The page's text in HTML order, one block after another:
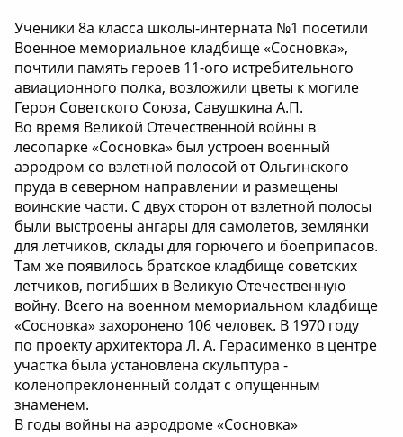
Ученики 8а класса школы-интерната №1 посетили
Военное мемориальное кладбище «Сосновка»,
почтили память героев 11-ого истребительного
авиационного полка, возложили цветы к могиле
Героя Советского Союза, Савушкина А.П.
Во время Великой Отечественной войны в
лесопарке «Сосновка» был устроен военный
аэродром со взлетной полосой от Ольгинского
пруда в северном направлении и размещены
воинские части. С двух сторон от взлетной полосы
были выстроены ангары для самолетов, землянки
для летчиков, склады для горючего и боеприпасов.
Там же появилось братское кладбище советских
летчиков, погибших в Великую Отечественную
войну. Всего на военном мемориальном кладбище
«Сосновка» захоронено 106 человек. В 1970 году
по проекту архитектора Л. А. Герасименко в центре
участка была установлена скульптура -
коленопреклоненный солдат с опущенным
знаменем.
В годы войны на аэродроме «Сосновка»